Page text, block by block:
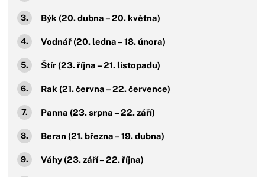
Býk (20. dubna – 20. května)
Vodnář (20. ledna – 18. února)
Štír (23. října – 21. listopadu)
Rak (21. června – 22. července)
Panna (23. srpna – 22. září)
Beran (21. března – 19. dubna)
Váhy (23. září – 22. října)